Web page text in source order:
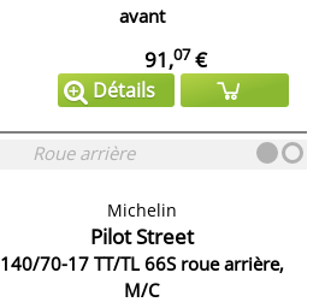
avant
91,07€
Détails
Roue arrière
Michelin
Pilot Street
140/70-17 TT/TL 66S roue arrière,
M/C